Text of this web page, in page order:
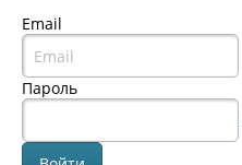
Email
Пароль